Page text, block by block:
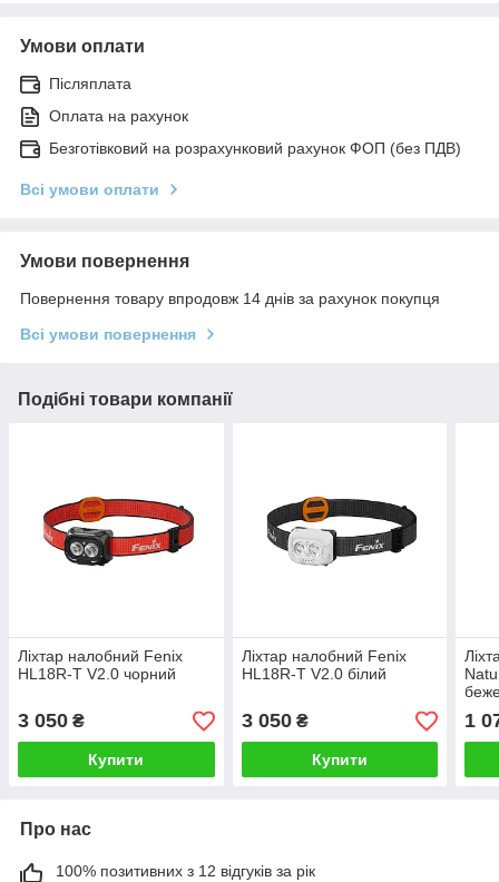
Умови оплати
Післяплата
Оплата на рахунок
Безготівковий на розрахунковий рахунок ФОП (без ПДВ)
Всі умови оплати
Умови повернення
Повернення товару впродовж 14 днів за рахунок покупця
Всі умови повернення
Подібні товари компанії
Ліхтар налобний Fenix
HL18R-T V2.0 чорний
3 050 ₴
Купити
Ліхтар налобний Fenix
HL18R-T V2.0 білий
3 050₴
Купити
1
Про нас
100% позитивних з 12 відгуків за рік